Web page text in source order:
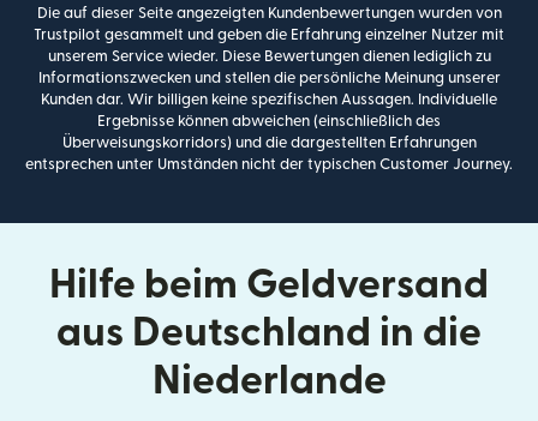
Die auf dieser Seite angezeigten Kundenbewertungen wurden von
Trustpilot gesammelt und geben die Erfahrung einzelner Nutzer mit
unserem Service wieder. Diese Bewertungen dienen lediglich zu
Informationszwecken und stellen die persönliche Meinung unserer
Kunden dar. Wir billigen keine spezifischen Aussagen. Individuelle
Ergebnisse können abweichen (einschließlich des
Überweisungskorridors) und die dargestellten Erfahrungen
entsprechen unter Umständen nicht der typischen Customer Journey.
Hilfe beim Geldversand
aus Deutschland in die
Niederlande